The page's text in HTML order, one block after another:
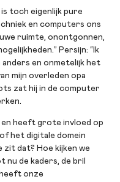
toch eigenlijk pure
en computers ons
ruimte, onontgonnen,
Persijn: “Ik
en onmetelijk het
mijn overleden opa
zat hij in de computer
heeft grote invloed op
het digitale domein
zit dat? Hoe kijken we
nu de kaders, de bril
onze